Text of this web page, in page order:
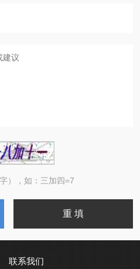
），如：三加四=7
联系我们